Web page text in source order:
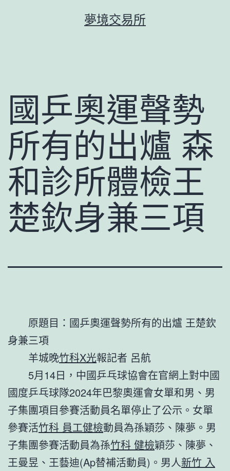
夢境交易所
國乒奧運聲勢
所有的出爐 森
和診所體檢王
楚欽身兼三項
原題目：國乒奧運聲勢所有的出爐 王楚欽
身兼三項
羊城晚竹科X光報記者 呂航
5月14日，中國乒乓球協會在官網上對中國
國度乒乓球隊2024年巴黎奧運會女單和男、男
子集團項目參賽活動員名單停止了公示。女單
參賽活竹科 員工健檢動員為孫穎莎、陳夢。男
子集團參賽活動員為孫竹科 健檢穎莎、陳夢、
王曼昱、王藝迪(Ap替補活動員)。男人新竹 入